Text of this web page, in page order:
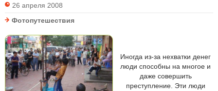
26 апреля 2008
Фотопутешествия
Иногда из-за нехватки денег
люди способны на многое и
даже совершить
преступление. Эти люди